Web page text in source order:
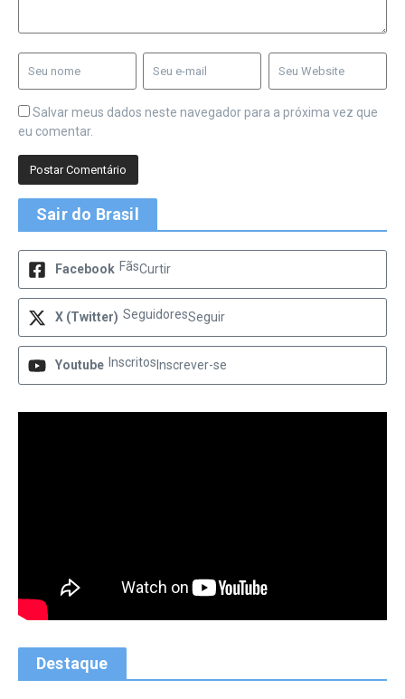
Salvar meus dados neste navegador para a próxima vez que
eu comentar.
Sair do Brasil
Facebook FãsCurtir
X (Twitter) SeguidoresSeguir
Youtube Inscritos Inscrever-se
Destaque